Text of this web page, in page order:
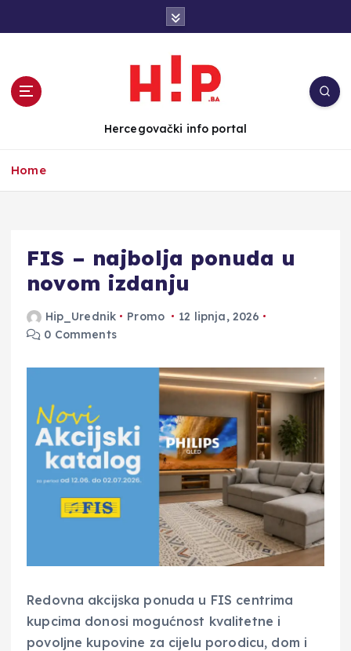
e
Hercegovački info portal
Home
FIS – najbolja ponuda u
novom izdanju
Hip_Urednik Promo
12 lipnja, 2026
0 Comments
Redovna akcijska ponuda u FIS centrima
kupcima donosi mogućnost kvalitetne i
povoljne kupovine za cijelu porodicu, dom i